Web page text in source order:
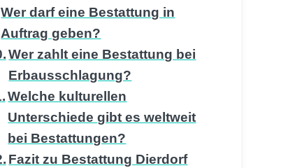
Wer darf eine Bestattung in
Auftrag geben?
Wer zahlt eine Bestattung bei
Erbausschlagung?
Welche kulturellen
Unterschiede gibt es weltweit
bei Bestattungen?
Fazit zu Bestattung Dierdorf